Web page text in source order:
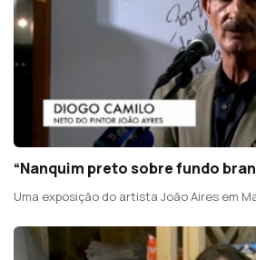
“Nanquim preto sobre fundo
Uma exposição do artista João Aires em